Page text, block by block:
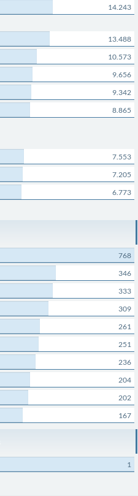
14.243
13.488
10.573
9.656
9.342
8.865
7.553
7.205
6.773
768
346
333
309
261
251
236
204
202
167
1